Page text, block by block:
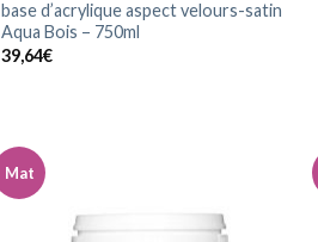
base d’acrylique aspect velours-satin
Aqua Bois – 750ml
39,64€
Mat